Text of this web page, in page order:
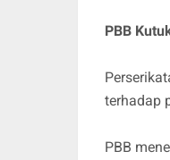
PBB
terhadap
PBB